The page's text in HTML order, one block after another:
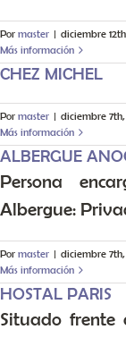
Por master | diciembre
Más información
CHEZ MICHEL
Por master | diciembre 7th,
Más información
ALBERGUE
Persona
Albergue:
Por master | diciembre 7th,
Más información
HOSTAL PARIS
Situado frente